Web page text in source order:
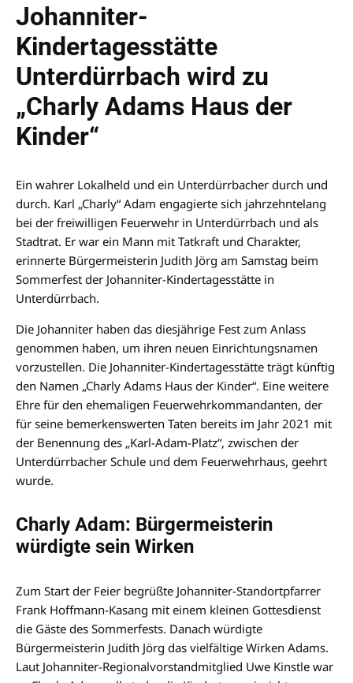
Johanniter-
Kindertagesstätte
Unterdürrbach wird zu
„Charly Adams Haus der
Kinder“
Ein wahrer Lokalheld und ein Unterdürrbacher durch und
durch. Karl „Charly“ Adam engagierte sich jahrzehntelang
bei der freiwilligen Feuerwehr in Unterdürrbach und als
Stadtrat. Er war ein Mann mit Tatkraft und Charakter,
erinnerte Bürgermeisterin Judith Jörg am Samstag beim
Sommerfest der Johanniter-Kindertagesstätte in
Unterdürrbach.
Die Johanniter haben das diesjährige Fest zum Anlass
genommen haben, um ihren neuen Einrichtungsnamen
vorzustellen. Die Johanniter-Kindertagesstätte trägt künftig
den Namen „Charly Adams Haus der Kinder“. Eine weitere
Ehre für den ehemaligen Feuerwehrkommandanten, der
für seine bemerkenswerten Taten bereits im Jahr 2021 mit
der Benennung des „Karl-Adam-Platz“, zwischen der
Unterdürrbacher Schule und dem Feuerwehrhaus, geehrt
wurde.
Charly Adam: Bürgermeisterin
würdigte sein Wirken
Zum Start der Feier begrüßte Johanniter-Standortpfarrer
Frank Hoffmann-Kasang mit einem kleinen Gottesdienst
die Gäste des Sommerfests. Danach würdigte
Bürgermeisterin Judith Jörg das vielfältige Wirken Adams.
Laut Johanniter-Regionalvorstandmitglied Uwe Kinstle war